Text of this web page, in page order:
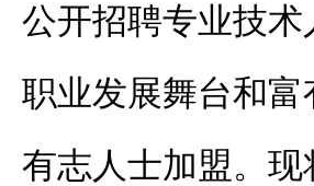
公开招聘专业技
职业发展舞台和
有志人士加盟。